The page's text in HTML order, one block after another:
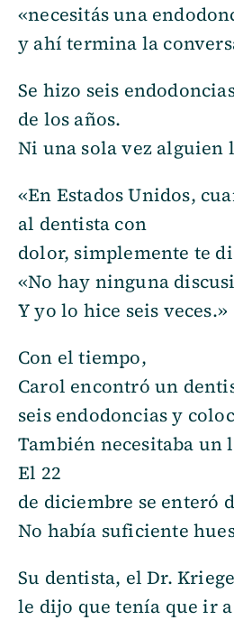
«necesitás una
y ahí termina la
Se hizo seis
de los años.
Ni una sola vez alguien
«En Estados Unidos,
al dentista con
dolor, simplemente te
«No hay ninguna
Y yo lo hice seis veces.»
Con el tiempo,
Carol encontró un
seis endodoncias y
También necesitaba un
El 22
de diciembre se enteró
No había suficiente
Su dentista, el Dr.
le dijo que tenía que ir a